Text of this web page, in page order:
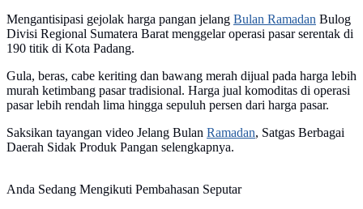
Mengantisipasi gejolak harga pangan jelang Bulan Ramadan Bulog
Divisi Regional Sumatera Barat menggelar operasi pasar serentak di
190 titik di Kota Padang.
Gula, beras, cabe keriting dan bawang merah dijual pada harga lebih
murah ketimbang pasar tradisional. Harga jual komoditas di operasi
pasar lebih rendah lima hingga sepuluh persen dari harga pasar.
Saksikan tayangan video Jelang Bulan Ramadan, Satgas Berbagai
Daerah Sidak Produk Pangan selengkapnya.
Anda Sedang Mengikuti Pembahasan Seputar